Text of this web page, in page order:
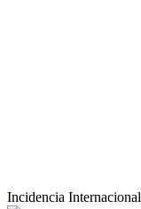
Incidencia Internacional